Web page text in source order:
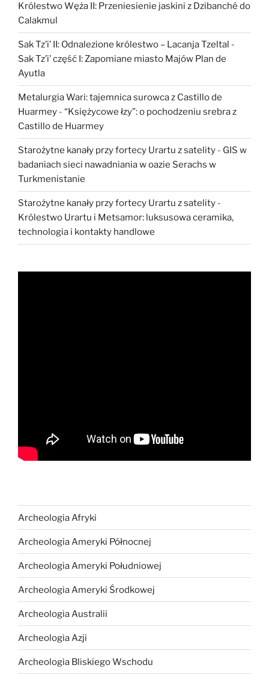
Królestwo Węża II: Przeniesienie jaskini z Dzibanché do
Calakmul
Sak Tz’i’ II: Odnalezione królestwo – Lacanja Tzeltal -
Sak Tz’i’ część I: Zapomiane miasto Majów Plan de
Ayutla
Metalurgia Wari: tajemnica surowca z Castillo de
Huarmey - “Księżycowe łzy”: o pochodzeniu srebra z
Castillo de Huarmey
Starożytne kanały przy fortecy Urartu z satelity - GIS w
badaniach sieci nawadniania w oazie Serachs w
Turkmenistanie
Starożytne kanały przy fortecy Urartu z satelity -
Królestwo Urartu i Metsamor: luksusowa ceramika,
technologia i kontakty handlowe
Archeologia Afryki
Archeologia Ameryki Północnej
Archeologia Ameryki Południowej
Archeologia Ameryki Środkowej
Archeologia Australii
Archeologia Azji
Archeologia Bliskiego Wschodu